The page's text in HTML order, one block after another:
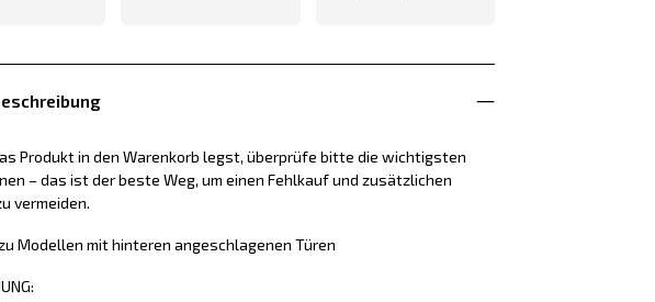
Produkt in den Warenkorb legst, überprüfe bitte die wichtigsten
– das ist der beste Weg, um einen Fehlkauf und zusätzlichen
vermeiden.
Modellen mit hinteren angeschlagenen Türen